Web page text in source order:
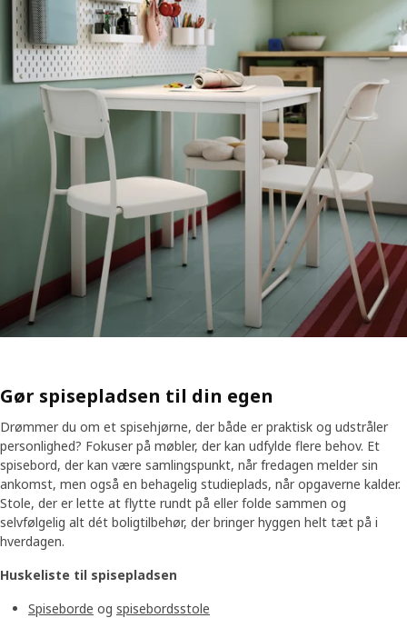
Gør spisepladsen til din egen
Drømmer du om et spisehjørne, der både er praktisk og udstråler
personlighed? Fokuser på møbler, der kan udfylde flere behov. Et
spisebord, der kan være samlingspunkt, når fredagen melder sin
ankomst, men også en behagelig studieplads, når opgaverne kalder.
Stole, der er lette at flytte rundt på eller folde sammen og
selvfølgelig alt dét boligtilbehør, der bringer hyggen helt tæt på i
hverdagen.
Huskeliste til spisepladsen
Spiseborde og spisebordsstole